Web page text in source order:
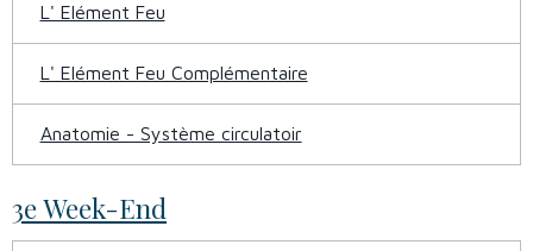
L' Elément Feu
L' Elément Feu Complémentaire
Anatomie - Système circulatoir
3e Week-End